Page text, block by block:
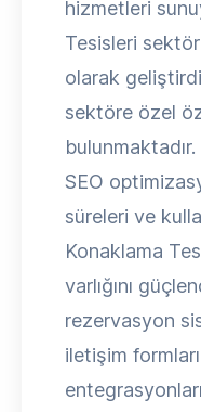
hizmetleri
Tesisleri
olarak
sektöre özel
SEO
süreleri ve
Konaklama
varlığını
rezervasyon
iletişim